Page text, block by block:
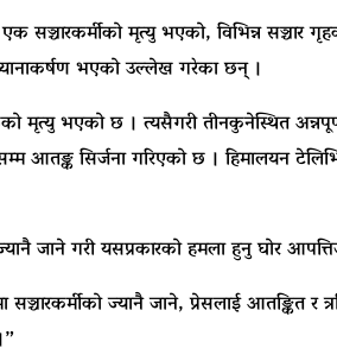
सञ्चारकर्मीको मृत्यु भएको, विभिन्न
ध्यानाकर्षण भएको उल्लेख गरेका छन् ।
भएको छ । त्यसैगरी तीनकुनेस्थित
आतङ्क सिर्जना गरिएको छ । हिमालयन
जाने गरी यसप्रकारको हमला हुनु घोर
ज्यानै जाने, प्रेसलाई आतङ्कित र